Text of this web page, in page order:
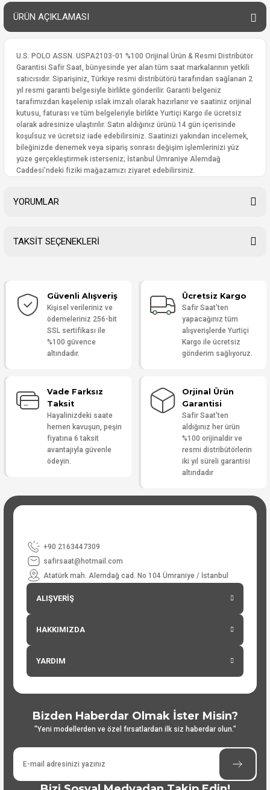
ÜRÜN AÇIKLAMASI
U.S. POLO ASSN. USPA2103-01 %100 Orijinal Ürün & Resmi Distribütör
Garantisi Safir Saat, bünyesinde yer alan tüm saat markalarının yetkili
satıcısıdır. Siparişiniz, Türkiye resmi distribütörü tarafından sağlanan 2
yıl resmi garanti belgesiyle birlikte gönderilir. Garanti belgeniz
tarafımızdan kaşelenip ıslak imzalı olarak hazırlanır ve saatiniz orijinal
kutusu, faturası ve tüm belgeleriyle birlikte Yurtiçi Kargo ile ücretsiz
olarak adresinize ulaştırılır. Satın aldığınız ürünü 14 gün içerisinde
koşulsuz ve ücretsiz iade edebilirsiniz. Saatinizi yakından incelemek,
bileğinizde denemek veya sipariş sonrası değişim işlemlerinizi yüz
yüze gerçekleştirmek isterseniz; İstanbul Ümraniye Alemdağ
Caddesi’ndeki fiziki mağazamızı ziyaret edebilirsiniz.
YORUMLAR
Yorum Yaz
TAKSİT SEÇENEKLERİ
Güvenli Alışveriş
Kişisel verileriniz ve
ödemeleriniz 256-bit
SSL sertifikası ile
%100 güvence
altındadır.
Ücretsiz Kargo
Safir Saat'ten
yapacağınız tüm
alışverişlerde Yurtiçi
Kargo ile ücretsiz
gönderim sağlıyoruz.
Vade Farksız
Taksit
Hayalinizdeki saate
hemen kavuşun, peşin
fiyatına 6 taksit
avantajıyla güvenle
ödeyin.
Orjinal Ürün
Garantisi
Safir Saat'ten
aldığınız her ürün
%100 orijinaldir ve
resmi distribütörlerin
iki yıl süreli garantisi
altındadır
+90 2163447309
safirsaat@hotmail.com
Atatürk mah. Alemdağ cad. No 104 Ümraniye / İstanbul
ALIŞVERİŞ
HAKKIMIZDA
YARDIM
Bizden Haberdar Olmak İster Misin?
"Yeni modellerden ve özel fırsatlardan ilk siz haberdar olun."